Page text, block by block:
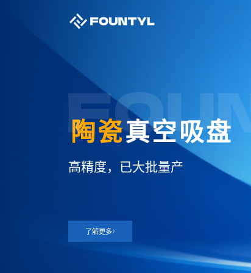
陶瓷真空吸盘
高精度，已大批量产
了解更多